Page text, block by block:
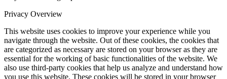
Privacy Overview
This website uses cookies to improve your experience while you
navigate through the website. Out of these cookies, the cookies that
are categorized as necessary are stored on your browser as they are
essential for the working of basic functionalities of the website. We
also use third-party cookies that help us analyze and understand how
you use this website. These cookies will be stored in your browser